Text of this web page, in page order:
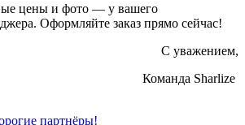
цены и фото — у вашего
Оформляйте заказ прямо сейчас!
С уважением,
Команда Sharlize